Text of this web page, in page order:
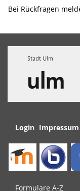
Bei Rückfragen
Navigation
Login Impressum
Navigation
Formulare A-Z